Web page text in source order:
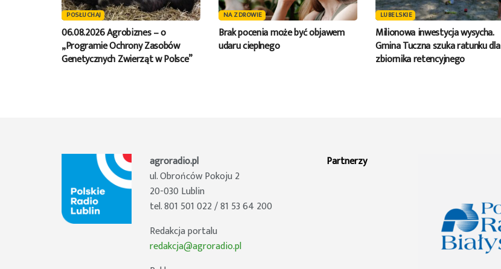
POSŁUCHAJ
06.08.2026 Agrobiznes – o
„Programie Ochrony Zasobów
Genetycznych Zwierząt w Polsce”
NA ZDROWIE
Brak pocenia może być objawem
udaru cieplnego
LUBELSKIE
Milionowa inwestycja wysycha.
Gmina Tuczna szuka ratunku dla
zbiornika retencyjnego
agroradio.pl
ul. Obrońców Pokoju 2
20-030 Lublin
tel. 801 501 022 / 81 53 64 200
Redakcja portalu
redakcja@agroradio.pl
Partnerzy